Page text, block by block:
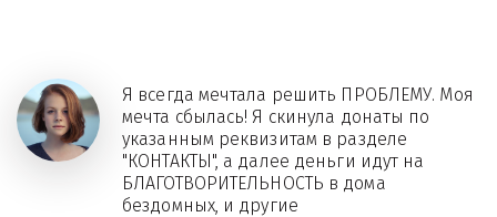
Я всегда мечтала решить ПРОБЛЕМУ. Моя
мечта сбылась! Я скинула донаты по
указанным реквизитам в разделе
"КОНТАКТЫ", а далее деньги идут на
БЛАГОТВОРИТЕЛЬНОСТЬ в дома
бездомных, и другие